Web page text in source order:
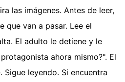
las imágenes. Antes de leer,
que van a pasar. Lee el
El adulto le detiene y le
ahora mismo?". El
Sigue leyendo. Si encuentra